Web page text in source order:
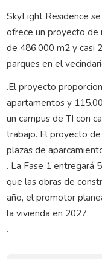
SkyLight Residence
ofrece un proyecto de
de 486.000 m2 y casi
parques en el
.El proyecto
apartamentos y
un campus de TI con
trabajo. El proyecto
plazas de
. La Fase 1 entregará
que las obras de
año, el promotor
la vivienda en 2027
.